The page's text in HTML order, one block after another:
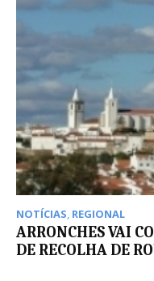
NOTÍCIAS, REGIONAL
ARRONCHES VAI
DE RECOLHA DE